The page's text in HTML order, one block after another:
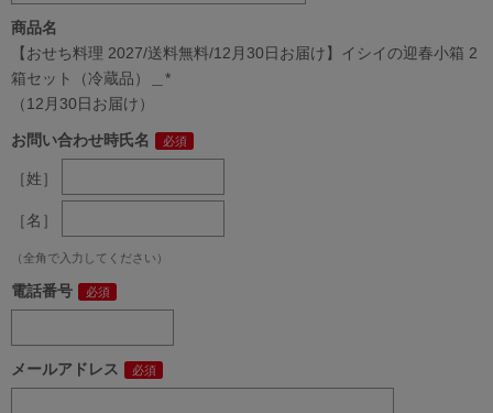
商品名
【おせち料理 2027/送料無料/12月30日お届け】イシイの迎春小箱 2
箱セット（冷蔵品）＿*
（12月30日お届け）
お問い合わせ時氏名
［姓］
［名］
（全角で入力してください）
電話番号
メールアドレス